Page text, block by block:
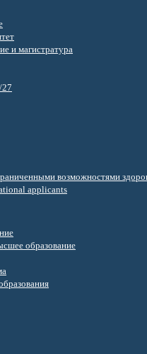
и магистратура
возможностями
applicants
образование